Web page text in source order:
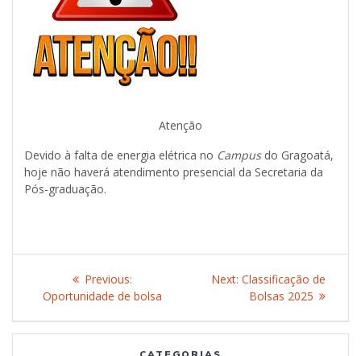
Atenção
Devido à falta de energia elétrica no Campusdo Gragoatá,
hoje não haverá atendimento presencial da Secretaria da
Pós-graduação.
navigation
Previous:
post:
Oportunidade de bolsa
Next: Next
post:
Classificação de
Bolsas 2025